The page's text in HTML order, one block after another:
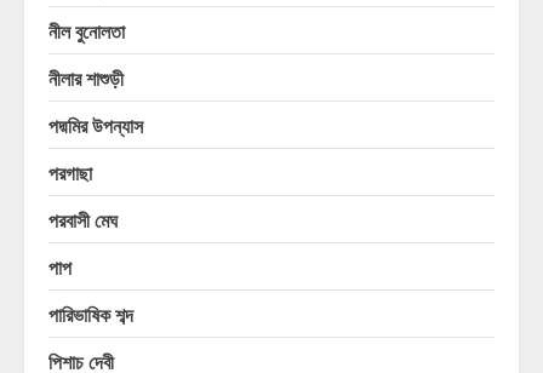
নীল বুনোলতা
নীলার শাশুড়ী
পদ্মমির উপন্যাস
পরগাছা
পরবাসী মেঘ
পাপ
পারিভাষিক শব্দ
পিশাচ দেবী